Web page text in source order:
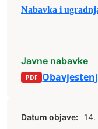
Nabavka i
Javne nabavke
Datum objave:
14.